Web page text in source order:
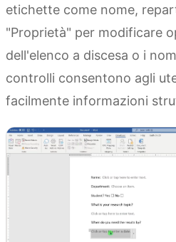
etichette come nome,
"Proprietà" per modificare
dell'elenco a discesa o i
controlli consentono agli
facilmente informazioni